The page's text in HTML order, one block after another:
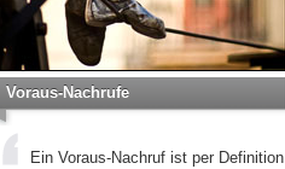
Voraus-Nachrufe
Ein Voraus-Nachruf ist per Definition